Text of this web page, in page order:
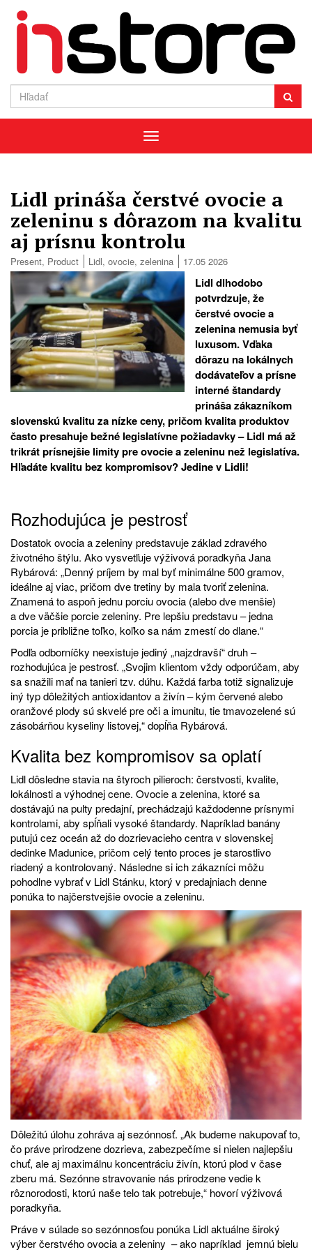
Menu
Lidl prináša čerstvé ovocie a
zeleninu s dôrazom na kvalitu
aj prísnu kontrolu
Present, Product Lidl, ovocie, zelenina 17.05 2026
Lidl dlhodobo
potvrdzuje, že
čerstvé ovocie a
zelenina nemusia byť
luxusom. Vďaka
dôrazu na lokálnych
dodávateľov a prísne
interné štandardy
prináša zákazníkom
slovenskú kvalitu za nízke ceny, pričom kvalita produktov
často presahuje bežné legislatívne požiadavky – Lidl má až
trikrát prísnejšie limity pre ovocie a zeleninu než legislatíva.
Hľadáte kvalitu bez kompromisov? Jedine v Lidli!
Rozhodujúca je pestrosť
Dostatok ovocia a zeleniny predstavuje základ zdravého
životného štýlu. Ako vysvetľuje výživová poradkyňa Jana
Rybárová: „Denný príjem by mal byť minimálne 500 gramov,
ideálne aj viac, pričom dve tretiny by mala tvoriť zelenina.
Znamená to aspoň jednu porciu ovocia (alebo dve menšie)
a dve väčšie porcie zeleniny. Pre lepšiu predstavu – jedna
porcia je približne toľko, koľko sa nám zmestí do dlane.“
Podľa odborníčky neexistuje jediný „najzdravší“ druh –
rozhodujúca je pestrosť. „Svojim klientom vždy odporúčam, aby
sa snažili mať na tanieri tzv. dúhu. Každá farba totiž signalizuje
iný typ dôležitých antioxidantov a živín – kým červené alebo
oranžové plody sú skvelé pre oči a imunitu, tie tmavozelené sú
zásobárňou kyseliny listovej,“ dopĺňa Rybárová.
Kvalita bez kompromisov sa oplatí
Lidl dôsledne stavia na štyroch pilieroch: čerstvosti, kvalite,
lokálnosti a výhodnej cene. Ovocie a zelenina, ktoré sa
dostávajú na pulty predajní, prechádzajú každodenne prísnymi
kontrolami, aby spĺňali vysoké štandardy. Napríklad banány
putujú cez oceán až do dozrievacieho centra v slovenskej
dedinke Madunice, pričom celý tento proces je starostlivo
riadený a kontrolovaný. Následne si ich zákazníci môžu
pohodlne vybrať v Lidl Stánku, ktorý v predajniach denne
ponúka to najčerstvejšie ovocie a zeleninu.
Dôležitú úlohu zohráva aj sezónnosť. „Ak budeme nakupovať to,
čo práve prirodzene dozrieva, zabezpečíme si nielen najlepšiu
chuť, ale aj maximálnu koncentráciu živín, ktorú plod v čase
zberu má. Sezónne stravovanie nás prirodzene vedie k
rôznorodosti, ktorú naše telo tak potrebuje,“ hovorí výživová
poradkyňa.
Práve v súlade so sezónnosťou ponúka Lidl aktuálne široký
výber čerstvého ovocia a zeleniny – ako napríklad jemnú bielu